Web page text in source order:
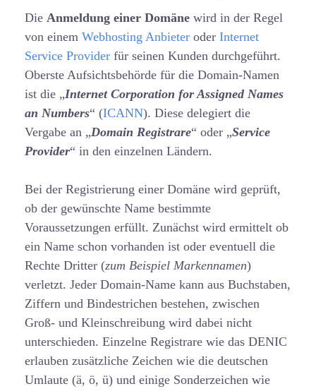
Die Anmeldung einer Domäne wird in der Regel
von einem Webhosting Anbieter oder Internet
Service Provider für seinen Kunden durchgeführt.
Oberste Aufsichtsbehörde für die Domain-Namen
ist die „Internet Corporation for Assigned Names
an Numbers“ (ICANN). Diese delegiert die
Vergabe an „Domain Registrare“ oder „Service
Provider“ in den einzelnen Ländern.
Bei der Registrierung einer Domäne wird geprüft,
ob der gewünschte Name bestimmte
Voraussetzungen erfüllt. Zunächst wird ermittelt ob
ein Name schon vorhanden ist oder eventuell die
Rechte Dritter (zum Beispiel Markennamen)
verletzt. Jeder Domain-Name kann aus Buchstaben,
Ziffern und Bindestrichen bestehen, zwischen
Groß- und Kleinschreibung wird dabei nicht
unterschieden. Einzelne Registrare wie das DENIC
erlauben zusätzliche Zeichen wie die deutschen
Umlaute (ä, ö, ü) und einige Sonderzeichen wie